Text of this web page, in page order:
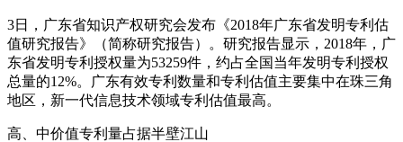
3日，广东省知识产权研究会发布《2018年广东省发明专利估
值研究报告》（简称研究报告）。研究报告显示，2018年，广
东省发明专利授权量为53259件，约占全国当年发明专利授权
总量的12%。广东有效专利数量和专利估值主要集中在珠三角
地区，新一代信息技术领域专利估值最高。
高、中价值专利量占据半壁江山